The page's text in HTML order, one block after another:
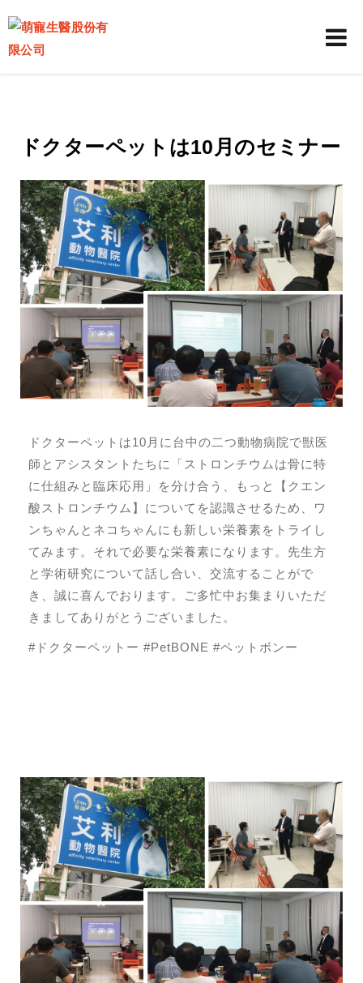
ドクターペットは10月のセミナー
ドクターペットは10月に台中の二つ動物病院で獣医
師とアシスタントたちに「ストロンチウムは骨に特
に仕組みと臨床応用」を分け合う、もっと【クエン
酸ストロンチウム】についてを認識させるため、ワ
ンちゃんとネコちゃんにも新しい栄養素をトライし
てみます。それで必要な栄養素になります。先生方
と学術研究について話し合い、交流することがで
き、誠に喜んでおります。ご多忙中お集まりいただ
きましてありがとうございました。
#ドクターペットー #PetBONE #ペットボンー